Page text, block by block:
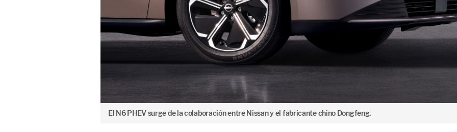
El N6 PHEV surge de la colaboración entre Nissan y el fabricante chino Dongfeng.